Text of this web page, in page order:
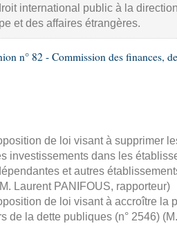
international public à la
et des affaires étrangères.
n° 82 - Commission des finances,
de loi visant à supprimer
investissements dans les
et autres
Laurent PANIFOUS, rapporteur)
de loi visant à accroître la
de la dette publiques (n° 2546)